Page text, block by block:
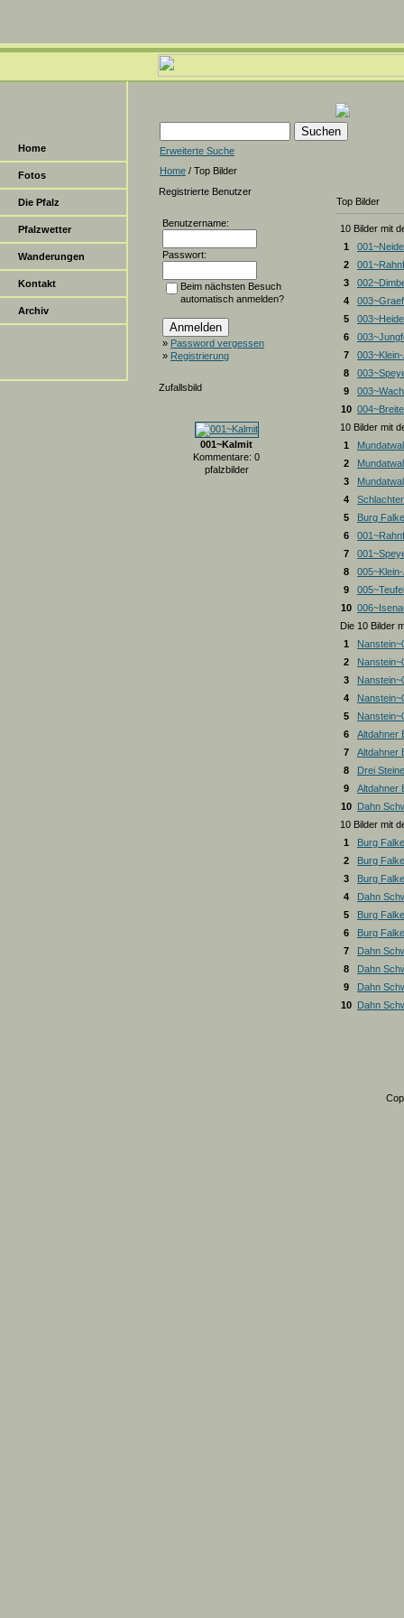
Home
Fotos
Die Pfalz
Pfalzwetter
Wanderungen
Kontakt
Archiv
Erweiterte Suche
Home / Top Bilder
Registrierte Benutzer
Benutzername:
Passwort:
Beim nächsten Besuch
automatisch anmelden?
» Password vergessen
» Registrierung
Zufallsbild
001~Kalmit
Kommentare: 0
pfalzbilder
Top Bilder
10 Bilder mit
1
2
3
4
5
6
7
8
9
10
10 Bilder mit
1
2
3
4
5
Burg
6
7
8
9
10
Die 10 Bilder
1
2
3
4
5
6
Altdahner
7
Altdahner
8
Drei
9
Altdahner
10
Dahn
10 Bilder mit
1
Burg
2
Burg
3
Burg
4
Dahn
5
Burg
6
Burg
7
Dahn
8
Dahn
9
Dahn
10
Dahn